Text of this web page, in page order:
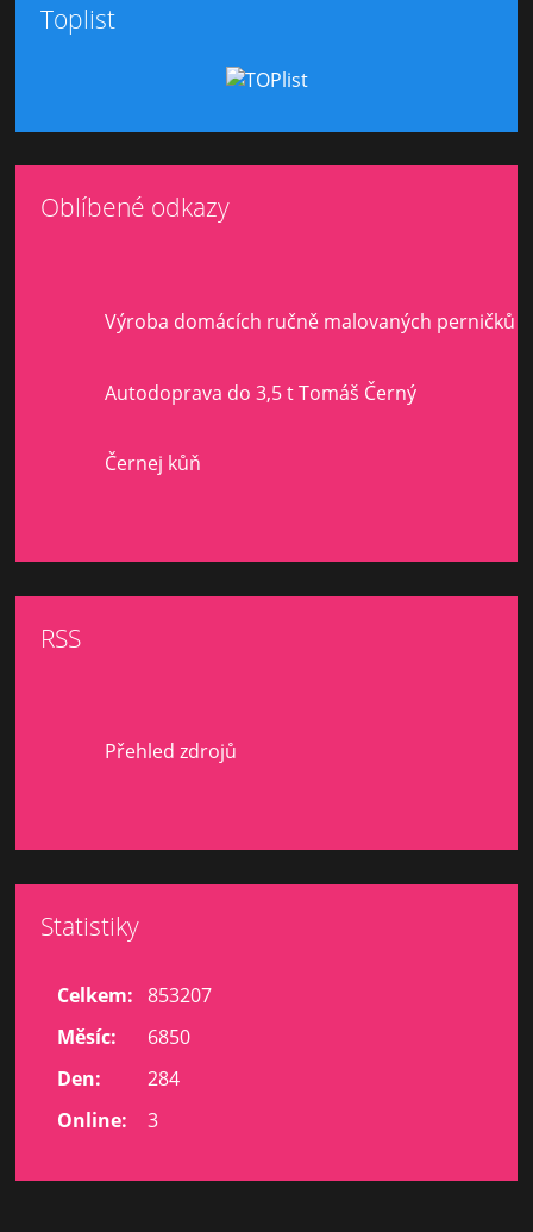
Toplist
Oblíbené odkazy
Výroba domácích ručně malovaných perničků
Autodoprava do 3,5 t Tomáš Černý
Černej kůň
RSS
Přehled zdrojů
Statistiky
Online: 3
Celkem: 853207
Měsíc:
6850
Den:
284